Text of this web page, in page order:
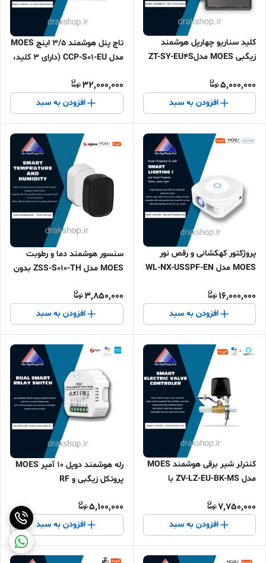
کلید سناریو چهارپل هوشمند
زیگبی MOES مدلZT-SY-EU4S
5,000,000
افزودن به سبد
تاچ پنل هوشمند 3/5 اینچ MOES
مدل CCP-S01-EU (دارای 3 کلید،
32,000,000
افزودن به سبد
پروژکتور کهکشانی و رقص نور
MOES مدل WL-NX-USSPF-EN
16,000,000
افزودن به سبد
سنسور هوشمند دما و رطوبت
MOES مدل ZSS-S010-TH بدون
3,850,000
افزودن به سبد
کنترلر شیر برقی ﻫﻮﺷﻤﻨﺪ MOES
مدل ZV-LZ-EU-BK-MS با
7,750,000
افزودن به سبد
رله هوشمند دوپل 10 آمپر MOES
پروتکل زیگبی و RF
5,100,000
افزودن به سبد